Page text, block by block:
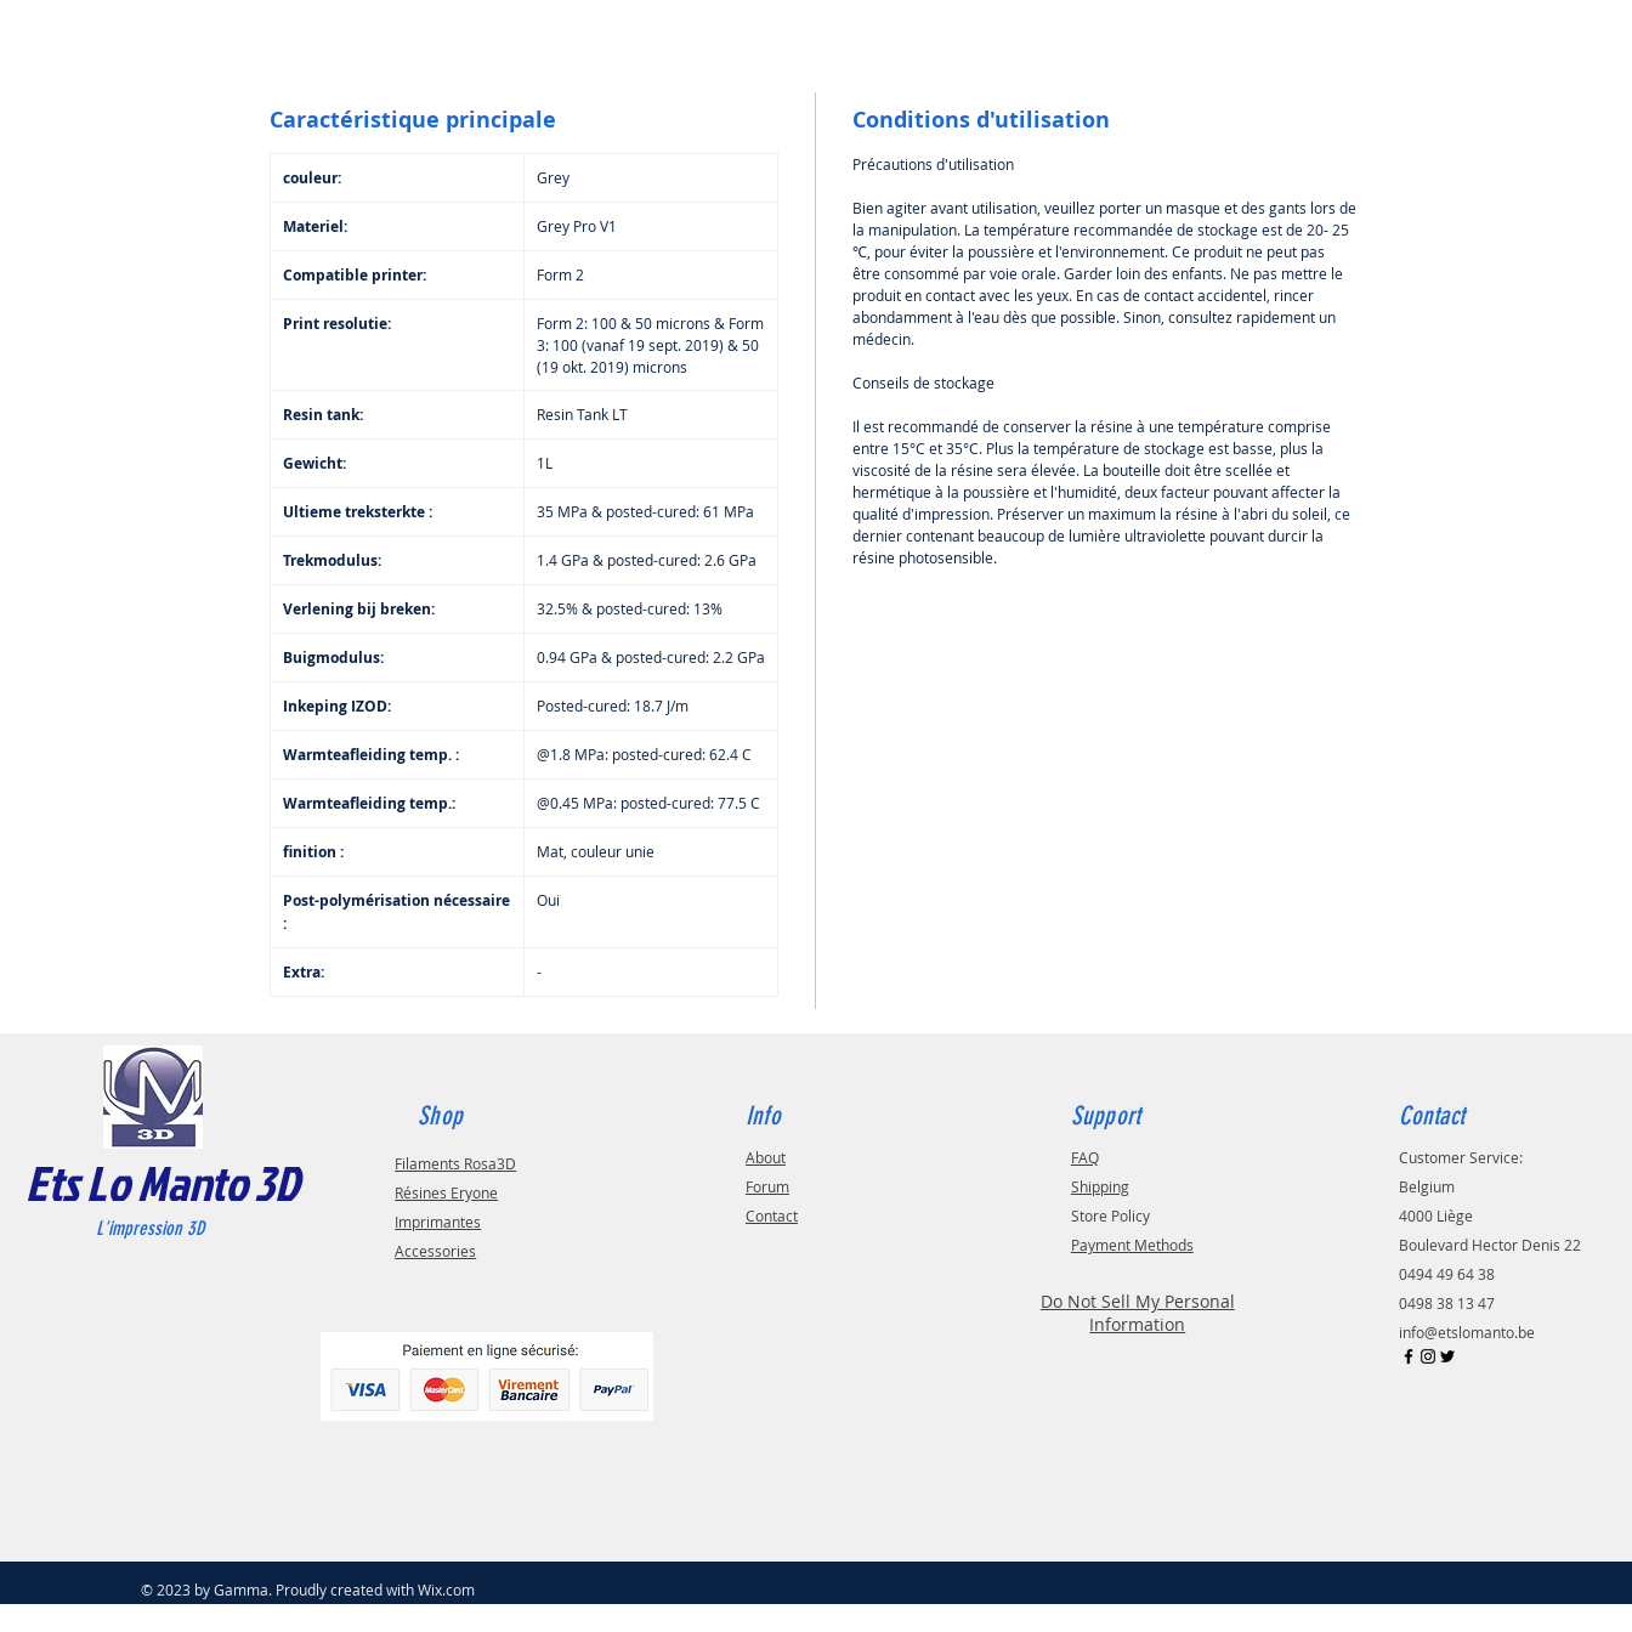
Resin Tank.
Resin et Elastic Resin. Il existe deux
versions du Form 3 Resin Tank : Le Form
3 Resin Tank V1 et le Form 3 Resin Tank
V2
Caractéristique principale
couleur: Grey
Materiel: Grey Pro V1
Compatible printer: Form 2
Print resolutie:
Form 2: 100 & 50 microns & Form
3: 100 (vanaf 19 sept. 2019) & 50
(19 okt. 2019) microns
Resin tank: Resin Tank LT
Gewicht: 1L
Ultieme treksterkte : 35 MPa & posted-cured: 61 MPa
Trekmodulus: 1.4 GPa & posted-cured: 2.6 GPa
Verlening bij breken: 32.5% & posted-cured: 13%
Buigmodulus: 0.94 GPa & posted-cured: 2.2 GPa
Inkeping IZOD: Posted-cured: 18.7 J/m
Warmteafleiding temp. : @1.8 MPa: posted-cured: 62.4 C
Warmteafleiding temp.: @0.45 MPa: posted-cured: 77.5 C
finition : Mat, couleur unie
Post-polymérisation nécessaire
:
Oui
Extra: -
Conditions d'utilisation
Précautions d'utilisation
Bien agiter avant utilisation, veuillez porter un masque et des gants lors de
la manipulation. La température recommandée de stockage est de 20- 25
℃, pour éviter la poussière et l'environnement. Ce produit ne peut pas
être consommé par voie orale. Garder loin des enfants. Ne pas mettre le
produit en contact avec les yeux. En cas de contact accidentel, rincer
abondamment à l'eau dès que possible. Sinon, consultez rapidement un
médecin.
Conseils de stockage
Il est recommandé de conserver la résine à une température comprise
entre 15°C et 35°C. Plus la température de stockage est basse, plus la
viscosité de la résine sera élevée. La bouteille doit être scellée et
hermétique à la poussière et l'humidité, deux facteur pouvant affecter la
qualité d'impression. Préserver un maximum la résine à l'abri du soleil, ce
dernier contenant beaucoup de lumière ultraviolette pouvant durcir la
résine photosensible.
Ets Lo Manto 3D
L'impression 3D
Shop
Filaments Rosa3D
Résines Eryone
Imprimantes
Accessories
Info
About
Forum
Contact
Support
FAQ
Shipping
Store Policy
Payment Methods
Do Not Sell My Personal
Information
Contact
Customer Service:
Belgium
4000 Liège
Boulevard Hector Denis 22
0494 49 64 38
0498 38 13 47
info@etslomanto.be
© 2023 by Gamma. Proudly created withWix.com